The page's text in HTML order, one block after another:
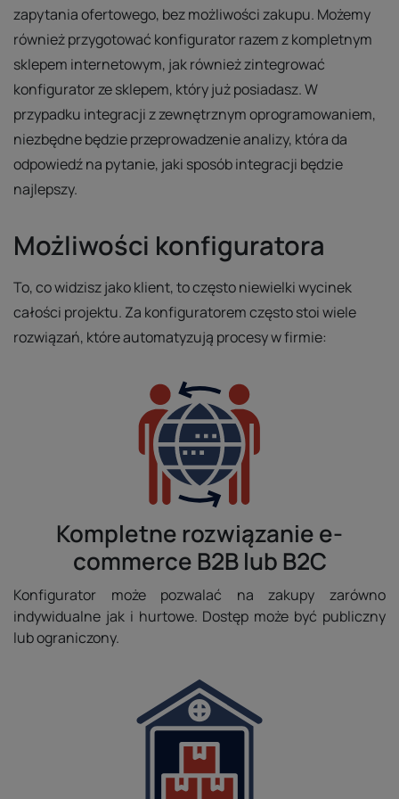
zapytania ofertowego, bez możliwości zakupu. Możemy
również przygotować konfigurator razem z kompletnym
sklepem internetowym, jak również zintegrować
konfigurator ze sklepem, który już posiadasz. W
przypadku integracji z zewnętrznym oprogramowaniem,
niezbędne będzie przeprowadzenie analizy, która da
odpowiedź na pytanie, jaki sposób integracji będzie
najlepszy.
Możliwości konfiguratora
To, co widzisz jako klient, to często niewielki wycinek
całości projektu. Za konfiguratorem często stoi wiele
rozwiązań, które automatyzują procesy w firmie:
Kompletne rozwiązanie e-
commerce B2B lub B2C
Konfigurator może pozwalać na zakupy zarówno
indywidualne jak i hurtowe. Dostęp może być publiczny
lub ograniczony.